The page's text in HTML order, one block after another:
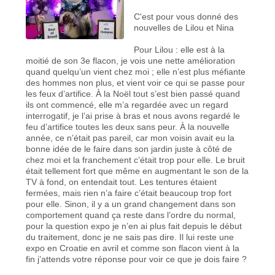
C'est pour vous donné des
nouvelles de Lilou et Nina
Pour Lilou : elle est à la
moitié de son 3e flacon, je vois une nette amélioration
quand quelqu’un vient chez moi ; elle n’est plus méfiante
des hommes non plus, et vient voir ce qui se passe pour
les feux d’artifice. À la Noël tout s’est bien passé quand
ils ont commencé, elle m’a regardée avec un regard
interrogatif, je l’ai prise à bras et nous avons regardé le
feu d’artifice toutes les deux sans peur. À la nouvelle
année, ce n’était pas pareil, car mon voisin avait eu la
bonne idée de le faire dans son jardin juste à côté de
chez moi et la franchement c’était trop pour elle. Le bruit
était tellement fort que même en augmentant le son de la
TV à fond, on entendait tout. Les tentures étaient
fermées, mais rien n’a faire c’était beaucoup trop fort
pour elle. Sinon, il y a un grand changement dans son
comportement quand ça reste dans l’ordre du normal,
pour la question expo je n’en ai plus fait depuis le début
du traitement, donc je ne sais pas dire. Il lui reste une
expo en Croatie en avril et comme son flacon vient à la
fin j’attends votre réponse pour voir ce que je dois faire ?